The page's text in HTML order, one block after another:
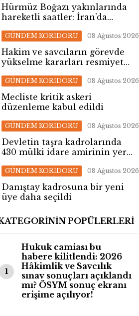
Hürmüz Boğazı yakınlarında
hareketli saatler: İran’da
GÜNDEM KORİDORU 08 Ağustos 2026
Hakim ve savcıların görevde
yükselme kararları resmiyet
GÜNDEM KORİDORU 08 Ağustos 2026
Mecliste kritik askeri
düzenleme kabul edildi
GÜNDEM KORİDORU 08 Ağustos 2026
Devletin taşra kadrolarında
430 mülki idare amirinin yeri
GÜNDEM KORİDORU 08 Ağustos 2026
Danıştay kadrosuna bir yeni
üye daha seçildi
POPÜLERLERİ
1
Hukuk camiası bu
habere kilitlendi: 2026
Hâkimlik ve Savcılık
sınav sonuçları açıklandı
mı? ÖSYM sonuç ekranı
erişime açılıyor!